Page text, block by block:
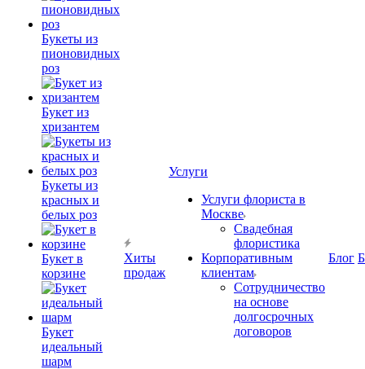
Букеты из
пионовидных
роз
Букет из
хризантем
Букеты из
красных и
белых роз
Букет в
корзине
Букет
идеальный
шарм
Хиты
продаж
Услуги
Услуги флориста в
Москве
Свадебная
флористика
Корпоративным
клиентам
Сотрудничество
на основе
долгосрочных
договоров
Блог